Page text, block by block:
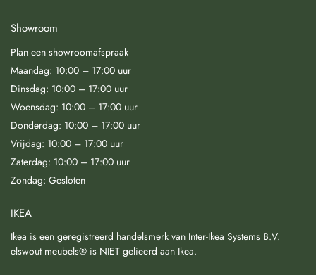
Showroom
Plan een showroomafspraak
Maandag: 10:00 – 17:00 uur
Dinsdag: 10:00 – 17:00 uur
Woensdag: 10:00 – 17:00 uur
Donderdag: 10:00 – 17:00 uur
Vrijdag: 10:00 – 17:00 uur
Zaterdag: 10:00 – 17:00 uur
Zondag: Gesloten
IKEA
Ikea is een geregistreerd handelsmerk van Inter-Ikea Systems B.V.
elswout meubels® is NIET gelieerd aan Ikea.